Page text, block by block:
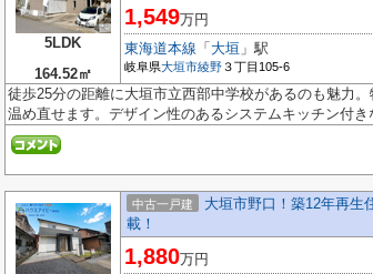
5LDK
164.52㎡
1,549万円
東海道本線 「 大垣 」駅
岐阜県大垣市綾野３丁目105-6
徒歩25分の距離に大垣市立西部中学校があるのも魅力
温め直せます。デザイン性のあるシステムキッチン付
中古一戸建
大垣市野口！築12年再生
載！
1,880万円